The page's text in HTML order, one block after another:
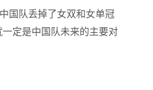
国队丢掉了女双和女单冠
定是中国队未来的主要对